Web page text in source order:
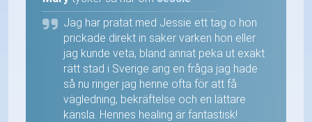
Jag har pratat med Jessie ett tag o hon
prickade direkt in saker varken hon eller
jag kunde veta, bland annat peka ut exakt
rätt stad i Sverige ang en fråga jag hade
så nu ringer jag henne ofta för att få
vägledning, bekräftelse och en lättare
känsla. Hennes healing är fantastisk!